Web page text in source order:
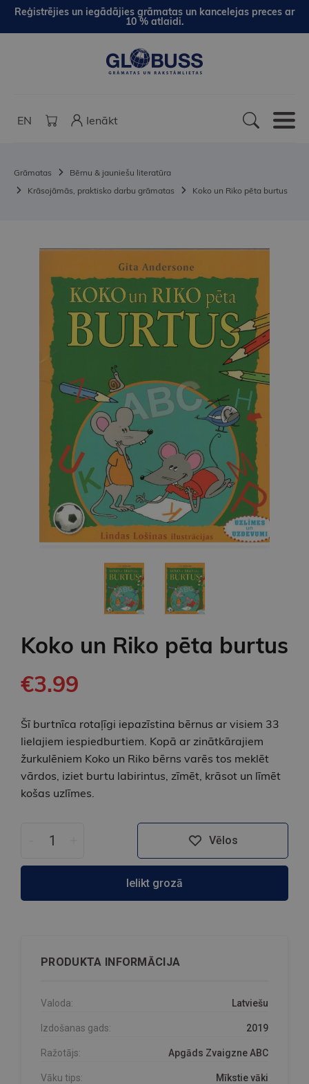
Reģistrējies un iegādājies grāmatas un kancelejas preces ar
10 % atlaidi.
EN Ienākt
Grāmatas
Bērnu & jauniešu literatūra
Krāsojāmās, praktisko darbu grāmatas
Koko un Riko pēta burtus
Koko un Riko pēta burtus
€3.99
Šī burtnīca rotaļīgi iepazīstina bērnus ar visiem 33
lielajiem iespiedburtiem. Kopā ar zinātkārajiem
žurkulēniem Koko un Riko bērns varēs tos meklēt
vārdos, iziet burtu labirintus, zīmēt, krāsot un līmēt
košas uzlīmes.
Vēlos
Ielikt grozā
PRODUKTA INFORMĀCIJA
Valoda: Latviešu
Izdošanas gads: 2019
Ražotājs: Apgāds Zvaigzne ABC
Vāku tips: Mīkstie vāki